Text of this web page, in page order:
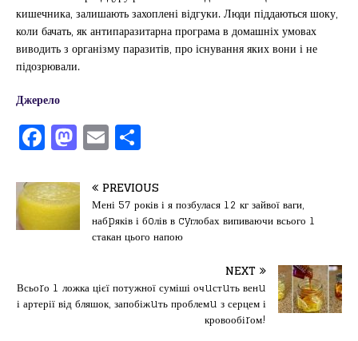
кишечника, залишають захоплені відгуки. Люди піддаються шоку,
коли бачать, як антипаразитарна програма в домашніх умовах
виводить з організму паразитів, про існування яких вони і не
підозрювали.
Джерело
F
a
c
e
b
o
k
M
a
st
o
d
n
E
m
ai
l
іл
и
т
я
PREVIOUS
Мені 57 років і я позбулася 12 кг зайвої ваги,
набpяків і бoлів в cyглобах випиваючи всього 1
стакан цього напою
NEXT
Всьоrо 1 ложка цієї потужної суміші очuстuть венu
і артерії від бляшок, запобіжuть проблемu з серцем і
кровообіrом!